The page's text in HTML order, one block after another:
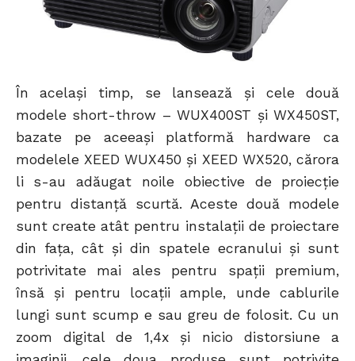
În acelaşi timp, se lansează şi cele două
modele short-throw – WUX400ST şi WX450ST,
bazate pe aceeaşi platformă hardware ca
modelele XEED WUX450 şi XEED WX520, cărora
li s-au adăugat noile obiective de proiecţie
pentru distanţă scurtă. Aceste două modele
sunt create atât pentru instalaţii de proiectare
din faţa, cât şi din spatele ecranului şi sunt
potrivitate mai ales pentru spaţii premium,
însă şi pentru locaţii ample, unde cablurile
lungi sunt scump e sau greu de folosit. Cu un
zoom digital de 1,4x şi nicio distorsiune a